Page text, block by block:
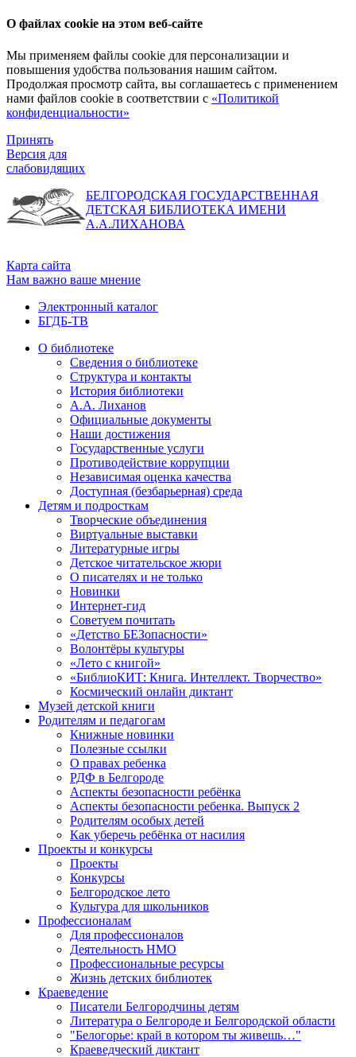
О файлах cookie на этом веб-сайте
Мы применяем файлы cookie для персонализации и
повышения удобства пользования нашим сайтом.
Продолжая просмотр сайта, вы соглашаетесь с применением
нами файлов cookie в соответствии с «Политикой
конфиденциальности»
Принять
Версия для
слабовидящих
БЕЛГОРОДСКАЯ ГОСУДАРСТВЕННАЯ
ДЕТСКАЯ БИБЛИОТЕКА ИМЕНИ
А.А.ЛИХАНОВА
Карта сайта
Нам важно ваше мнение
Электронный каталог
БГДБ-ТВ
О библиотеке
Сведения о библиотеке
Структура и контакты
История библиотеки
А.А. Лиханов
Официальные документы
Наши достижения
Государственные услуги
Противодействие коррупции
Независимая оценка качества
Доступная (безбарьерная) среда
Детям и подросткам
Творческие объединения
Виртуальные выставки
Литературные игры
Детское читательское жюри
О писателях и не только
Новинки
Интернет-гид
Советуем почитать
«Детство БЕЗопасности»
Волонтёры культуры
«Лето с книгой»
«БиблиоКИТ: Книга. Интеллект. Творчество»
Космический онлайн диктант
Музей детской книги
Родителям и педагогам
Книжные новинки
Полезные ссылки
О правах ребенка
РДФ в Белгороде
Аспекты безопасности ребёнка
Аспекты безопасности ребенка. Выпуск 2
Родителям особых детей
Как уберечь ребёнка от насилия
Проекты и конкурсы
Проекты
Конкурсы
Белгородское лето
Культура для школьников
Профессионалам
Для профессионалов
Деятельность НМО
Профессиональные ресурсы
Жизнь детских библиотек
Краеведение
Писатели Белгородчины детям
Литература о Белгороде и Белгородской области
"Белогорье: край в котором ты живешь…"
Краеведческий диктант